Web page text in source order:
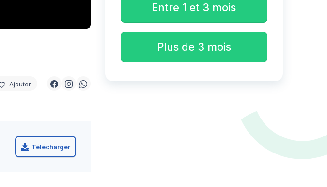
Ajouter
Télécharger
Entre 1 et 3 mois
Plus de 3 mois